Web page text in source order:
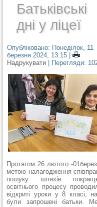
Батьківські
дні у ліцеї
Опубліковано: Понеділок, 11
березня 2024, 13:15 |
Надрукувати
| Перегляди:
Протягом26 лютого -
метою налагодження
пошуку шляхів
освітнього процесу
відкриті уроки у 8 класі,
були запрошені батьки.